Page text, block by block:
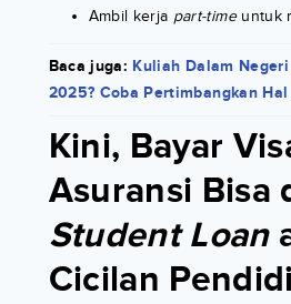
Ambil kerja part-timeuntuk
Baca juga: Kuliah Dalam
2025? Coba Pertimbangkan
Kini, Bayar
Asuransi Bisa
Student Loan
Cicilan